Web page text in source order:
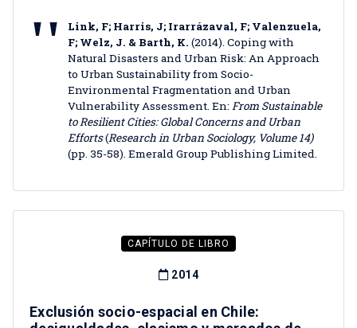
Link, F; Harris, J; Irarrázaval, F; Valenzuela,
F; Welz, J. & Barth, K. (2014). Coping with
Natural Disasters and Urban Risk: An Approach
to Urban Sustainability from Socio-
Environmental Fragmentation and Urban
Vulnerability Assessment. En: From Sustainable
to Resilient Cities: Global Concerns and Urban
Efforts(Research in Urban Sociology, Volume 14)
(pp. 35-58). Emerald Group Publishing Limited.
CAPÍTULO DE LIBRO
2014
Exclusión socio-espacial en Chile: